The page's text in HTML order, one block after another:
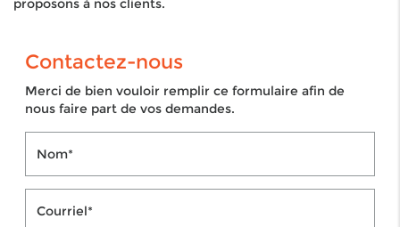
proposons à nos clients.
Contactez-nous
Merci de bien vouloir remplir ce formulaire afin de
nous faire part de vos demandes.